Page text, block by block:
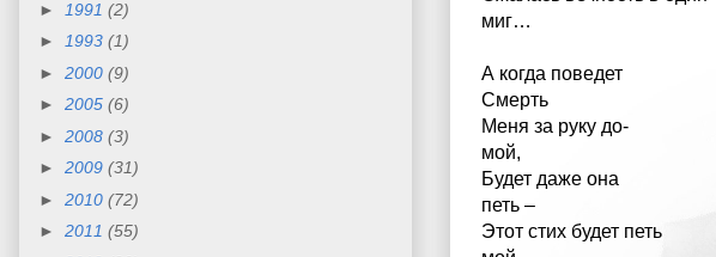
миг…
А когда поведет
Смерть
Меня за руку до-
мой,
Будет даже она
петь –
Этот стих будет петь
►
1991 (2)
►
1993 (1)
► 2000 (9)
► 2005 (6)
► 2008 (3)
► 2009 (31)
► 2010 (72)
► 2011 (55)